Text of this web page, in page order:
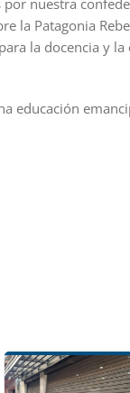
nuestra
la Patagonia
la docencia y
educación